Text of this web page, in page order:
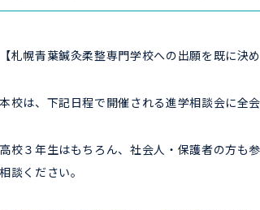
【札幌青葉鍼灸柔整専門学校への出願を既に決
本校は、下記日程で開催される進学相談会に全会
高校３年生はもちろん、社会人・保護者の方も
相談ください。